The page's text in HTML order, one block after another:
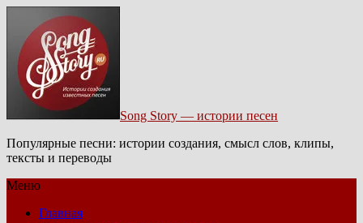
Song Story — истории песен
Популярные песни: истории создания, смысл слов, клипы,
тексты и переводы
Меню
Главная